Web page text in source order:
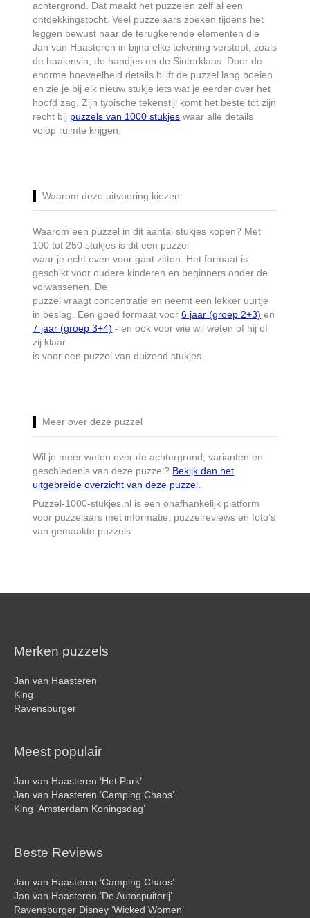
achtergrond. Dat maakt het puzzelen zelf al een
ontdekkingstocht. Veel puzzelaars zoeken tijdens het
leggen bewust naar de terugkerende elementen die
Jan van Haasteren in bijna elke tekening verstopt, zoals
de haaienvin, de handjes en de Sinterklaas. Door de
enorme hoeveelheid details blijft de puzzel lang boeien
en zie je bij elk nieuw stukje iets wat je eerder over het
hoofd zag. Zijn typische tekenstijl komt het beste tot zijn
recht bij puzzels van 1000 stukjes waar alle details
volop ruimte krijgen.
Waarom deze uitvoering kiezen
Waarom een puzzel in dit aantal stukjes kopen? Met
100 tot 250 stukjes is dit een puzzel
waar je echt even voor gaat zitten. Het formaat is
geschikt voor oudere kinderen en beginners onder de
volwassenen. De
puzzel vraagt concentratie en neemt een lekker uurtje
in beslag. Een goed formaat voor6 jaar (groep 2+3) en
7 jaar (groep 3+4) - en ook voor wie wil weten of hij of
zij klaar
is voor een puzzel van duizend stukjes.
Meer over deze puzzel
Wil je meer weten over de achtergrond, varianten en
geschiedenis van deze puzzel? Bekijk dan het
uitgebreide overzicht van deze puzzel.
Puzzel-1000-stukjes.nl is een onafhankelijk platform
voor puzzelaars met informatie, puzzelreviews en foto’s
van gemaakte puzzels.
Merken puzzels
Jan van Haasteren
King
Ravensburger
Meest populair
Jan van Haasteren ‘Het Park’
Jan van Haasteren ‘Camping Chaos’
King ‘Amsterdam Koningsdag’
Beste Reviews
Jan van Haasteren ‘Camping Chaos’
Jan van Haasteren ‘De Autospuiterij’
Ravensburger Disney ‘Wicked Women’